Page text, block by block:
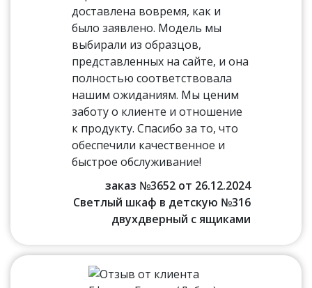
доставлена вовремя, как и
было заявлено. Модель мы
выбирали из образцов,
представленных на сайте, и она
полностью соответствовала
нашим ожиданиям. Мы ценим
заботу о клиенте и отношение
к продукту. Спасибо за то, что
обеспечили качественное и
быстрое обслуживание!
заказ №3652 от 26.12.2024
Светлый шкаф в детскую №316
двухдверный с ящиками